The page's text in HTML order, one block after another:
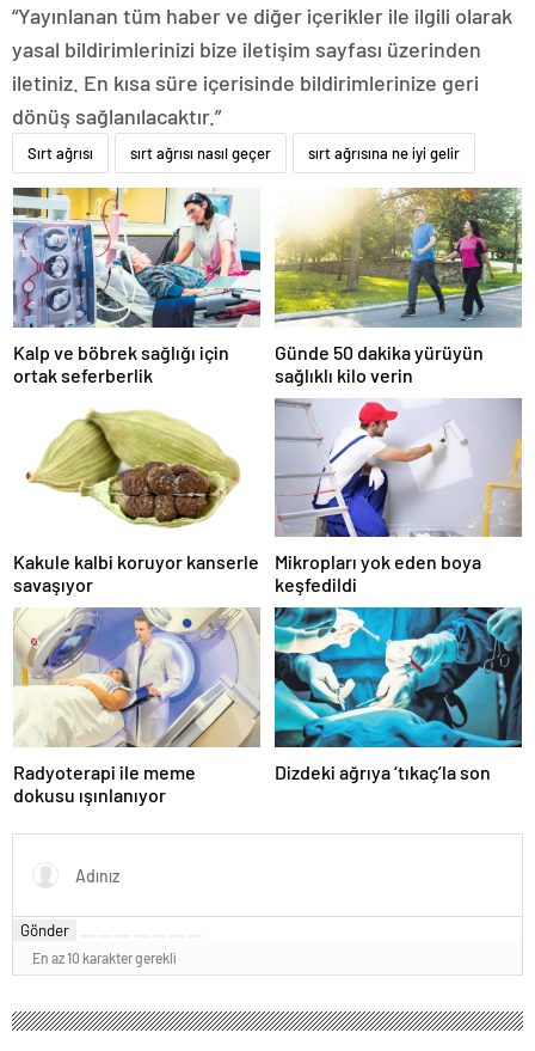
“Yayınlanan tüm haber ve diğer içerikler ile ilgili olarak
yasal bildirimlerinizi bize iletişim sayfası üzerinden
iletiniz. En kısa süre içerisinde bildirimlerinize geri
dönüş sağlanılacaktır.”
Sırt ağrısı sırt ağrısı nasıl geçer sırt ağrısına ne iyi gelir
Kalp ve böbrek sağlığı için
ortak seferberlik
Günde 50 dakika yürüyün
sağlıklı kilo verin
Kakule kalbi koruyor kanserle
savaşıyor
Mikropları yok eden boya
keşfedildi
Radyoterapi ile meme
dokusu ışınlanıyor
Dizdeki ağrıya ‘tıkaç’la son
Gönder
En az 10 karakter gerekli